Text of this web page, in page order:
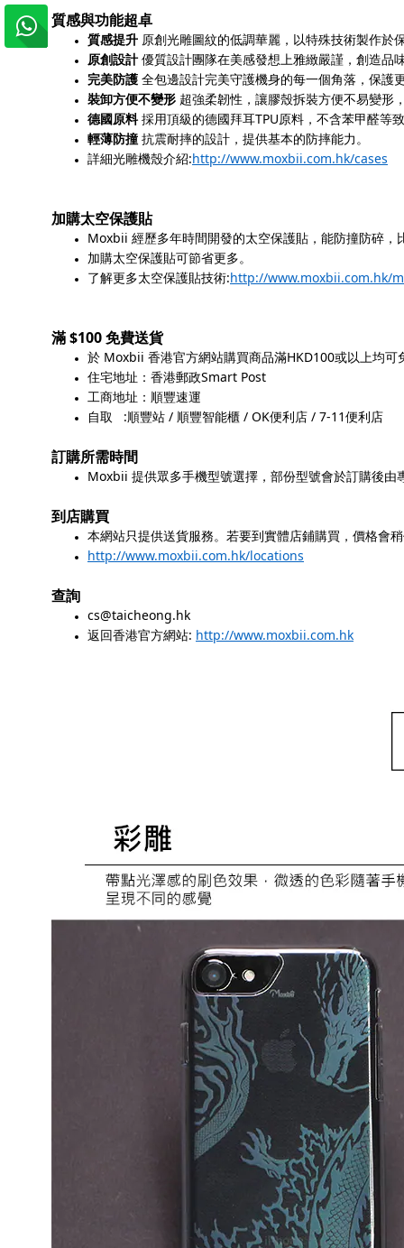
質感與功能超卓
質感提升 原創光雕圖紋的低調華麗，以特殊技術製作於
原創設計 優質設計團隊在美感發想上雅緻嚴謹，創造品
完美防護 全包邊設計完美守護機身的每一個角落，保護
裝卸方便不變形 超強柔韌性，讓膠殼拆裝方便不易變形
德國原料 採用頂級的德國拜耳TPU 原料，不含苯甲醛等
輕薄防撞 抗震耐摔的設計，提供基本的防摔能力。
詳細光雕機殼介紹:http://www.moxbii.com.hk/cases
加購太空保護貼
Moxbii 經歷多年時間開發的太空保護貼，能防撞防碎
加購太空保護貼可節省更多。
了解更多太空保護貼技術:http://www.moxbii.com.hk/
滿 $100 免費送貨
於 Moxbii 香港官方網站購買商品滿HKD100或以上均可
住宅地址：香港郵政Smart Post
工商地址：順豐速運
自取
:順豐站 / 順豐智能櫃 / OK便利店 / 7-11 便利店
訂購所需時間
Moxbii 提供眾多手機型號選擇，部份型號會於訂購後由
到店購買
本網站只提供送貨服務。若要到實體店鋪購買，價格會
http://www.moxbii.com.hk/locations
查詢
cs@taicheong.hk
返回香港官方網站: http://www.moxbii.com.hk